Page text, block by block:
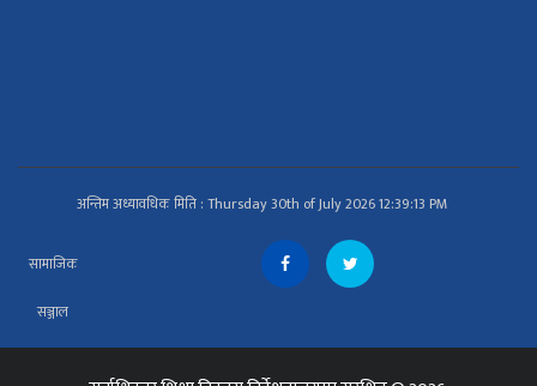
अन्तिम अध्यावधिक मिति : Thursday 30th of July 2026 12:39:13 PM
सामाजिक
सञ्जाल